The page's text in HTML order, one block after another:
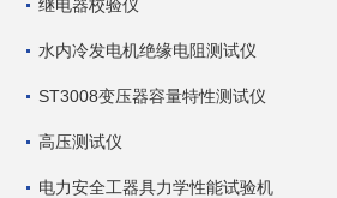
继电器校验仪
水内冷发电机绝缘电阻测试仪
ST3008变压器容量特性测试仪
高压测试仪
电力安全工器具力学性能试验机